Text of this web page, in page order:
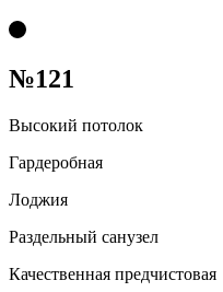
№121
Высокий потолок
Гардеробная
Лоджия
Раздельный санузел
Качественная предчистовая